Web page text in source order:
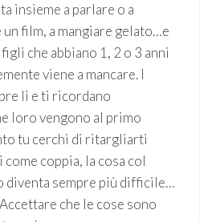
insieme a parlare o a
film, a mangiare gelato…e
che abbiano 1, 2 o 3 anni
viene a mancare. I
lì e ti ricordano
loro vengono al primo
tu cerchi di ritargliarti
coppia, la cosa col
diventa sempre più difficile…
che le cose sono